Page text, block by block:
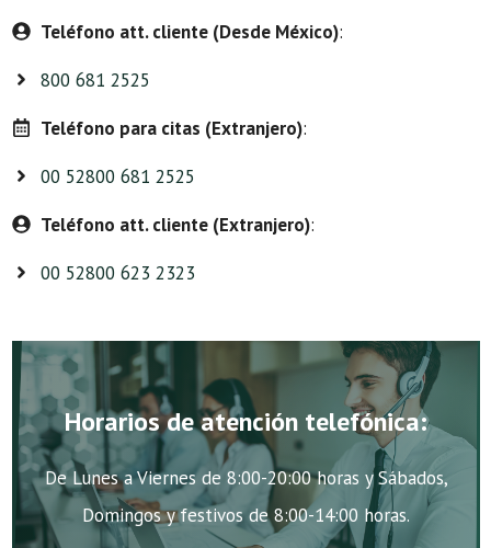
Teléfono att. cliente (Desde México):
800 681 2525
Teléfono para citas (Extranjero):
00 52800 681 2525
Teléfono att. cliente (Extranjero):
00 52800 623 2323
Horarios de atención telefónica:
De Lunes a Viernes de 8:00-20:00 horas y Sábados,
Domingos y festivos de 8:00-14:00 horas.